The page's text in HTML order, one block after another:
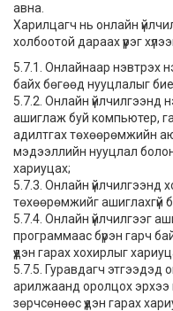
авна.
Харилцагч нь онлайн
холбоотой дараах үүрэг
5.7.1. Онлайнаар нэвтрэх
байх бөгөөд нууцлалыг
5.7.2. Онлайн үйлчилгээнд
ашиглаж буй компьютер,
адилтгах төхөөрөмжийн
мэдээллийн нууцлал
хариуцах;
5.7.3. Онлайн үйлчилгээнд
төхөөрөмжийг ашиглахгүй
5.7.4. Онлайн үйлчилгээг
программаас бүрэн гарч
үүдэн гарах хохирлыг
5.7.5. Гуравдагч этгээдэд
арилжаанд оролцох эрхээ
зөрчсөнөөс үүдэн гарах